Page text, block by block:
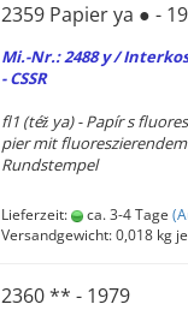
2359 Pa­pier ya ● -
Mi.-Nr.: 2488 y /
- CSSR
fl1 (též ya) - Papír s
pier mit
Runds­tem­pel
Lieferzeit: ca. 3-4 Tage
Versandgewicht:0,018kg
2360 ** - 1979